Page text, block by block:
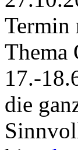
Termin
Thema
17.-
die